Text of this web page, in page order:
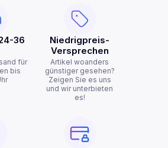
36
für
bis
Niedrigpreis-
Versprechen
Artikel woanders
günstiger gesehen?
Zeigen Sie es uns
und wir unterbieten
es!